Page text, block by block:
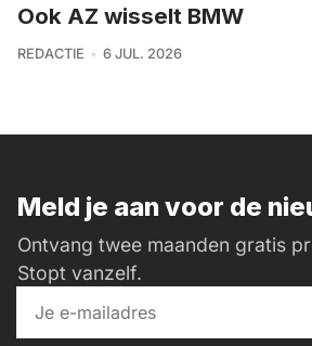
Ook AZ wisselt BMW
REDACTIE 6 JUL. 2026
Meld je aan voor de
Ontvang twee maanden gratis
Stopt vanzelf.